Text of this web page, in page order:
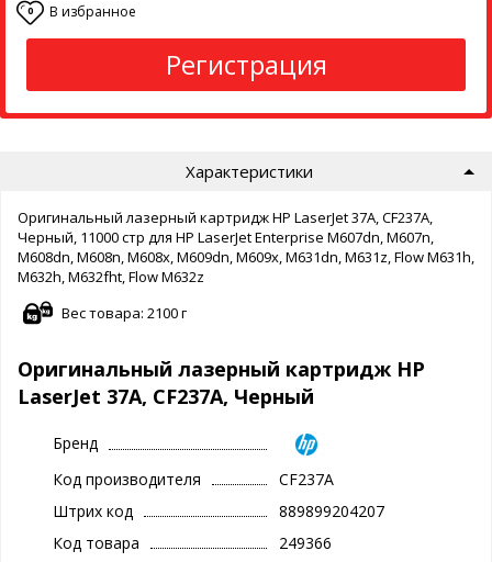
0 В избранное
Регистрация
Характеристики
Оригинальный лазерный картридж HP LaserJet 37A, CF237A,
Черный, 11000 стр для HP LaserJet Enterprise M607dn, M607n,
M608dn, M608n, M608x, M609dn, M609x, M631dn, M631z, Flow M631h,
M632h, M632fht, Flow M632z
Вес товара: 2100 г
Оригинальный лазерный картридж HP
LaserJet 37A, CF237A, Черный
Бренд
Код производителя
CF237A
Штрих код
889899204207
Код товара
249366